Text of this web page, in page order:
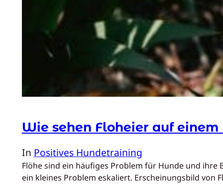
Wie sehen Floheier auf einem
In Positives Hundetraining
Flöhe sind ein häufiges Problem für Hunde und ihre
ein kleines Problem eskaliert. Erscheinungsbild von